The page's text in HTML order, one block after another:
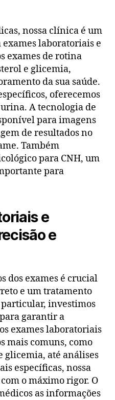
nossa clínica é um
laboratoriais e
exames de rotina
e glicemia,
da sua saúde.
oferecemos
A tecnologia de
para imagens
de resultados no
Também
para CNH, um
para
e
e
dos exames é crucial
e um tratamento
investimos
garantir a
exames laboratoriais
mais comuns, como
glicemia, até análises
específicas, nossa
o máximo rigor. O
as informações